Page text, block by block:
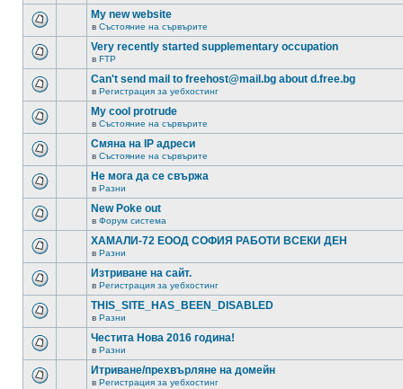
My new website
в Състояние на сървърите
Very recently started supplementary occupation
в FTP
Can't send mail to freehost@mail.bg about d.free.bg
в Регистрация за уебхостинг
My cool protrude
в Състояние на сървърите
Смяна на IP адреси
в Състояние на сървърите
Не мога да се свържа
в Разни
New Poke out
в Форум система
ХАМАЛИ-72 ЕООД СОФИЯ РАБОТИ ВСЕКИ ДЕН
в Разни
Изтриване на сайт.
в Регистрация за уебхостинг
THIS_SITE_HAS_BEEN_DISABLED
в Разни
Честита Нова 2016 година!
в Разни
Итриване/прехвърляне на домейн
в Регистрация за уебхостинг